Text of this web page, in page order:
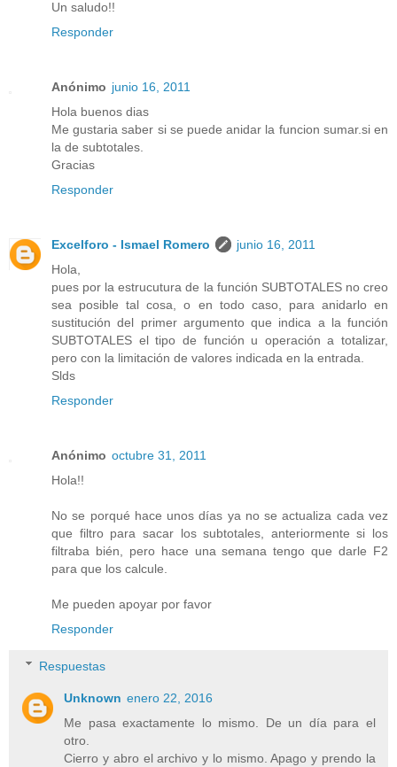
Un saludo!!
Responder
Anónimo junio 16, 2011
Hola buenos dias
Me gustaria saber si se puede anidar la funcion sumar.si en
la de subtotales.
Gracias
Responder
Excelforo - Ismael Romero
junio 16, 2011
Hola,
pues por la estrucutura de la función SUBTOTALES no creo
sea posible tal cosa, o en todo caso, para anidarlo en
sustitución del primer argumento que indica a la función
SUBTOTALES el tipo de función u operación a totalizar,
pero con la limitación de valores indicada en la entrada.
Slds
Responder
Anónimo octubre 31, 2011
Hola!!
No se porqué hace unos días ya no se actualiza cada vez
que filtro para sacar los subtotales, anteriormente si los
filtraba bién, pero hace una semana tengo que darle F2
para que los calcule.
Me pueden apoyar por favor
Responder
Respuestas
Unknown enero 22, 2016
Me pasa exactamente lo mismo. De un día para el
otro.
Cierro y abro el archivo y lo mismo. Apago y prendo la